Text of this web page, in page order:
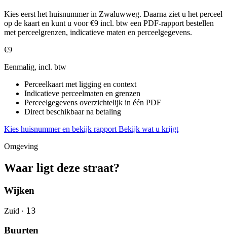
Kies eerst het huisnummer in Zwaluwweg. Daarna ziet u het perceel
op de kaart en kunt u voor €9 incl. btw een PDF-rapport bestellen
met perceelgrenzen, indicatieve maten en perceelgegevens.
€9
Eenmalig, incl. btw
Perceelkaart met ligging en context
Indicatieve perceelmaten en grenzen
Perceelgegevens overzichtelijk in één PDF
Direct beschikbaar na betaling
Kies huisnummer en bekijk rapport Bekijk wat u krijgt
Omgeving
Waar ligt deze straat?
Wijken
Zuid · 13
Buurten